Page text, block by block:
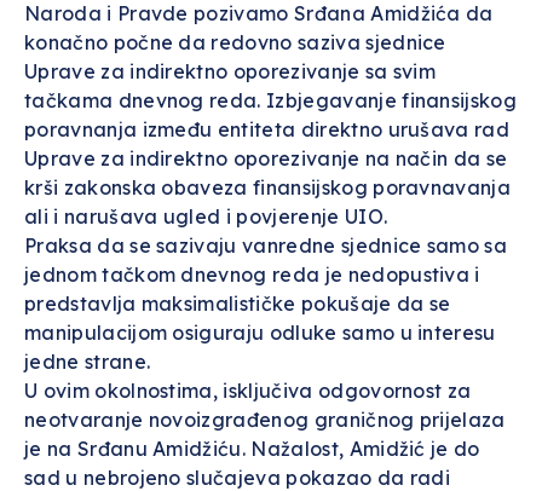
Naroda i Pravde pozivamo Srđana Amidžića da
konačno počne da redovno saziva sjednice
Uprave za indirektno oporezivanje sa svim
tačkama dnevnog reda. Izbjegavanje finansijskog
poravnanja između entiteta direktno urušava rad
Uprave za indirektno oporezivanje na način da se
krši zakonska obaveza finansijskog poravnavanja
ali i narušava ugled i povjerenje UIO.
Praksa da se sazivaju vanredne sjednice samo sa
jednom tačkom dnevnog reda je nedopustiva i
predstavlja maksimalističke pokušaje da se
manipulacijom osiguraju odluke samo u interesu
jedne strane.
U ovim okolnostima, isključiva odgovornost za
neotvaranje novoizgrađenog graničnog prijelaza
je na Srđanu Amidžiću. Nažalost, Amidžić je do
sad u nebrojeno slučajeva pokazao da radi